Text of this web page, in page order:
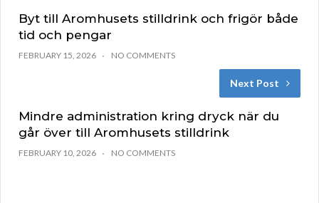
Byt till Aromhusets stilldrink och frigör både
tid och pengar
FEBRUARY 15, 2026 NO COMMENTS
Next Post
Mindre administration kring dryck när du
går över till Aromhusets stilldrink
FEBRUARY 10, 2026 NO COMMENTS